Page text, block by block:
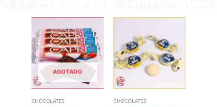
AGOTADO
CHOCOLATES CHOCOLATES